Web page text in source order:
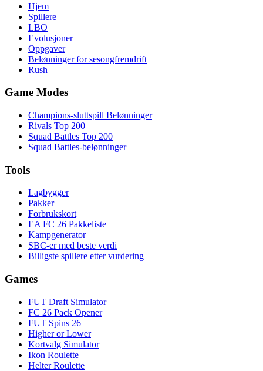
Hjem
Spillere
LBO
Evolusjoner
Oppgaver
Belønninger for sesongfremdrift
Rush
Game Modes
Champions-sluttspill Belønninger
Rivals Top 200
Squad Battles Top 200
Squad Battles-belønninger
Tools
Lagbygger
Pakker
Forbrukskort
EA FC 26 Pakkeliste
Kampgenerator
SBC-er med beste verdi
Billigste spillere etter vurdering
Games
FUT Draft Simulator
FC 26 Pack Opener
FUT Spins 26
Higher or Lower
Kortvalg Simulator
Ikon Roulette
Helter Roulette